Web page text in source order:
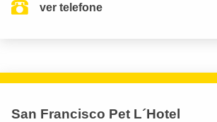
ver telefone
San Francisco Pet L´Hotel